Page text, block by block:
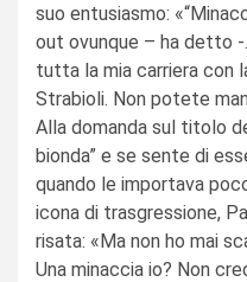
suo entusiasmo:
out ovunque – ha detto -
tutta la mia carriera con
Strabioli. Non potete
Alla domanda sul titolo
bionda” e se sente di
quando le importava
icona di trasgressione,
risata: «Ma non ho mai
Una minaccia io? Non